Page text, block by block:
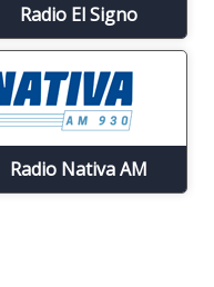
Radio El Signo
Radio Nativa AM